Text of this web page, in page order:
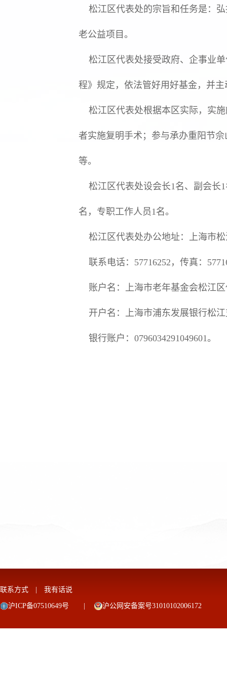
松江区代表处的宗旨和任务是：
老公益项目。
松江区代表处接受政府、企事业
程》规定，依法管好用好基金，并
松江区代表处根据本区实际，实
者实施复明手术；参与承办重阳节
等。
松江区代表处设会长1名、副会长
名，专职工作人员1名。
松江区代表处办公地址：上海市松
联系电话：57716252，传真：
账户名：上海市老年基金会松江区
开户名：上海市浦东发展银行松江
银行账户：0796034291049601。
联系方式 我有话说
沪ICP备07510649号 沪公网安备案号31010102006172